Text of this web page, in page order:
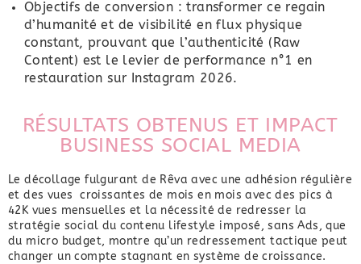
Objectifs de conversion : transformer ce regain
d’humanité et de visibilité en flux physique
constant, prouvant que l’authenticité (Raw
Content) est le levier de performance n°1 en
restauration sur Instagram 2026.
RÉSULTATS OBTENUS ET IMPACT
BUSINESS SOCIAL MEDIA
Le décollage fulgurant de Rêva avec une adhésion régulière
et des vues croissantes de mois en mois avec des pics à
42K vues mensuelles et la nécessité de redresser la
stratégie social du contenu lifestyle imposé, sans Ads, que
du micro budget, montre qu’un redressement tactique peut
changer un compte stagnant en système de croissance.